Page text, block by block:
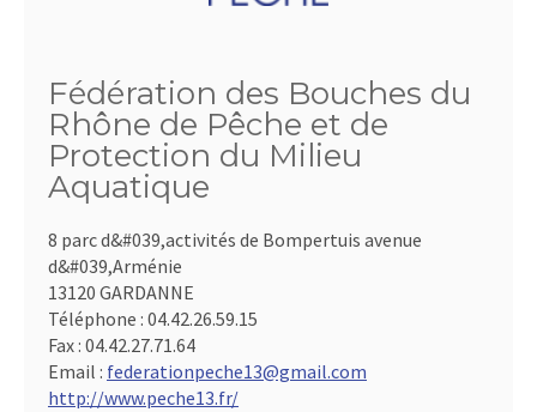
Fédération des Bouches du
Rhône de Pêche et de
Protection du Milieu
Aquatique
8 parc d&#039,activités de Bompertuis avenue
d&#039,Arménie
13120 GARDANNE
Téléphone : 04.42.26.59.15
Fax : 04.42.27.71.64
Email : federationpeche13@gmail.com
http://www.peche13.fr/